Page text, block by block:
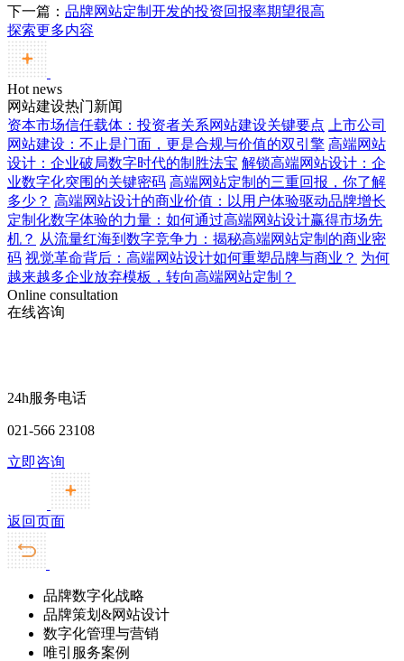
下一篇： 品牌网站定制开发的投资回报率期望很高
探索更多内容
Hot news
网站建设热门新闻
资本市场信任载体：投资者关系网站建设关键要点
上市公司
网站建设：不止是门面，更是合规与价值的双引擎 高端网站
设计：企业破局数字时代的制胜法宝 解锁高端网站设计：企
业数字化突围的关键密码 高端网站定制的三重回报，你了解
多少？ 高端网站设计的商业价值：以用户体验驱动品牌增长
定制化数字体验的力量：如何通过高端网站设计赢得市场先
机？ 从流量红海到数字竞争力：揭秘高端网站定制的商业密
码 视觉革命背后：高端网站设计如何重塑品牌与商业？ 为何
越来越多企业放弃模板，转向高端网站定制？
Online consultation
在线咨询
24h服务电话
021-566 23108
立即咨询
返回页面
品牌数字化战略
品牌策划&网站设计
数字化管理与营销
唯引服务案例